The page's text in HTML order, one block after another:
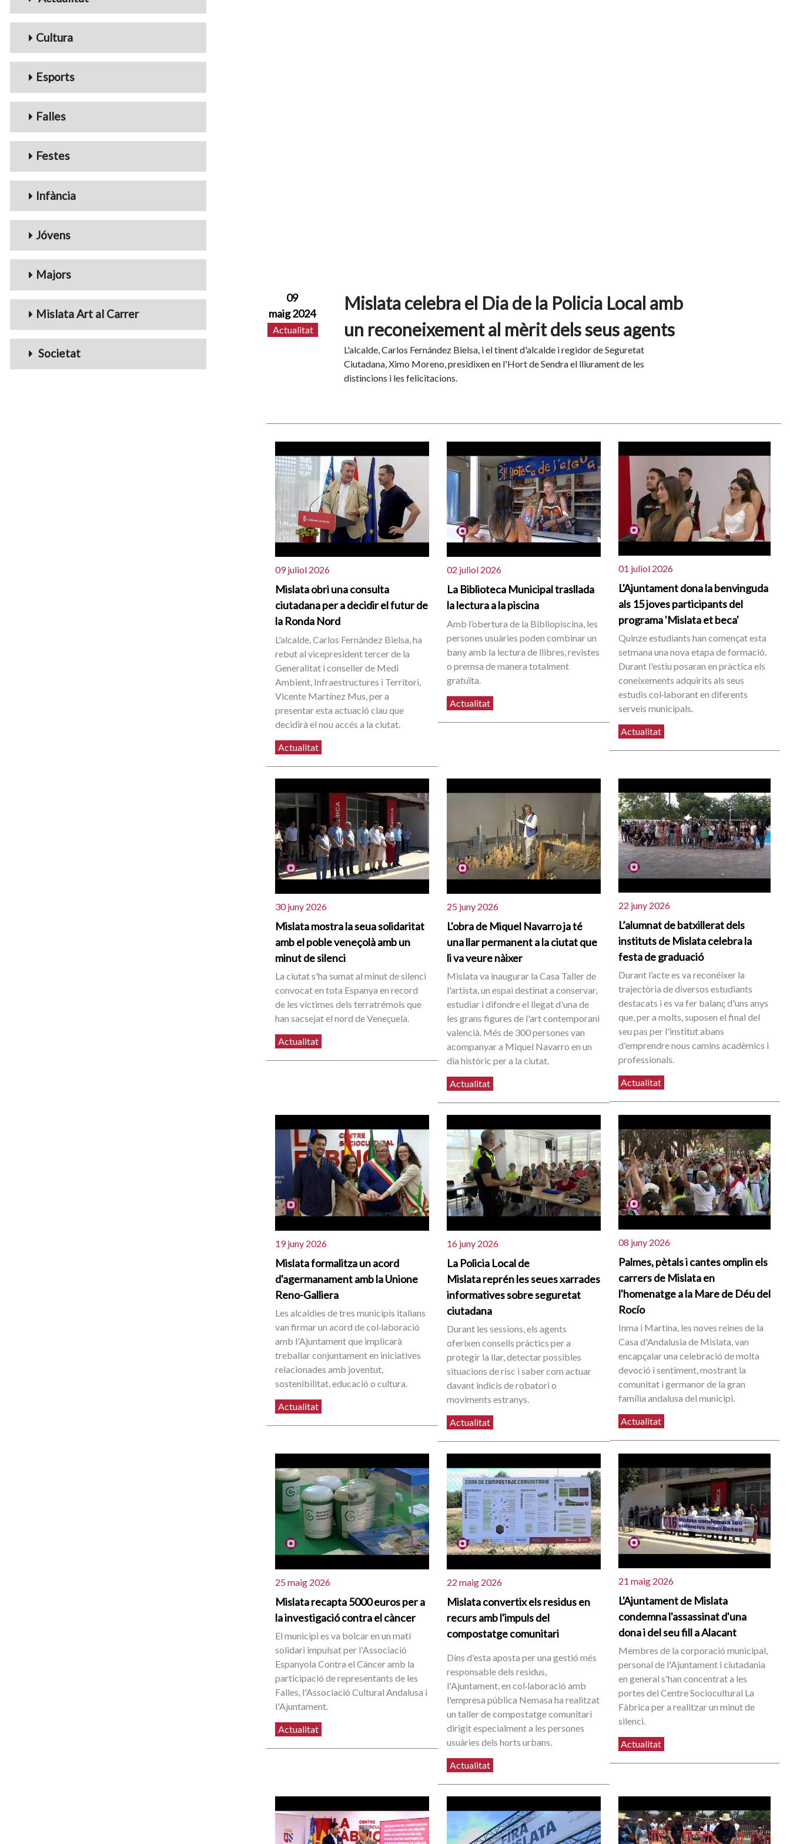
Cultura
Esports
Falles
Festes
Infància
Jóvens
Majors
Mislata Art al Carrer
Societat
09
maig 2024
Actualitat
Mislata celebra el Dia de la Policia Local amb
un reconeixement al mèrit dels seus agents
L'alcalde, Carlos Fernández Bielsa, i el tinent d'alcalde i regidor de Seguretat
Ciutadana, Ximo Moreno, presidixen en l'Hort de Sendra el lliurament de les
distincions i les felicitacions.
09 juliol 2026
Mislata obri una consulta
ciutadana per a decidir el futur de
la Ronda Nord
L'alcalde, Carlos Fernández Bielsa, ha
rebut al vicepresident tercer de la
Generalitat i conseller de Medi
Ambient, Infraestructures i Territori,
Vicente Martínez Mus, per a
presentar esta actuació clau que
decidirà el nou accés a la ciutat.
Actualitat
02 juliol 2026
La Biblioteca Municipal trasllada
la lectura a la piscina
Amb l’obertura de la Bibliopiscina, les
persones usuàries poden combinar un
bany amb la lectura de llibres, revistes
o premsa de manera totalment
gratuïta.
Actualitat
01 juliol 2026
L'Ajuntament dona la benvinguda
als 15 joves participants del
programa 'Mislata et beca'
Quinze estudiants han començat esta
setmana una nova etapa de formació.
Durant l'estiu posaran en pràctica els
coneixements adquirits als seus
estudis col·laborant en diferents
serveis municipals.
Actualitat
30 juny 2026
Mislata mostra la seua solidaritat
amb el poble veneçolà amb un
minut de silenci
La ciutat s'ha sumat al minut de silenci
convocat en tota Espanya en record
de les víctimes dels terratrémols que
han sacsejat el nord de Veneçuela.
Actualitat
25 juny 2026
L'obra de Miquel Navarro ja té
una llar permanent a la ciutat que
li va veure nàixer
Mislata va inaugurar la Casa Taller de
l'artista, un espai destinat a conservar,
estudiar i difondre el llegat d'una de
les grans figures de l'art contemporani
valencià. Més de 300 persones van
acompanyar a Miquel Navarro en un
dia històric per a la ciutat.
Actualitat
22 juny 2026
L’alumnat de batxillerat dels
instituts de Mislata celebra la
festa de graduació
Durant l’acte es va reconéixer la
trajectòria de diversos estudiants
destacats i es va fer balanç d'uns anys
que, per a molts, suposen el final del
seu pas per l'institut abans
d'emprendre nous camins acadèmics i
professionals.
Actualitat
19 juny 2026
Mislata formalitza un acord
d'agermanament amb la Unione
Reno-Galliera
Les alcaldies de tres municipis italians
van firmar un acord de col·laboració
amb l'Ajuntament que implicarà
treballar conjuntament en iniciatives
relacionades amb joventut,
sostenibilitat, educació o cultura.
Actualitat
16 juny 2026
La Policia Local de
Mislata reprén les seues xarrades
informatives sobre seguretat
ciutadana
Durant les sessions, els agents
oferixen consells pràctics per a
protegir la llar, detectar possibles
situacions de risc i saber com actuar
davant indicis de robatori o
moviments estranys.
Actualitat
08 juny 2026
Palmes, pètals i cantes omplin els
carrers de Mislata en
l'homenatge a la Mare de Déu del
Rocío
Inma i Martina, les noves reines de la
Casa d'Andalusia de Mislata, van
encapçalar una celebració de molta
devoció i sentiment, mostrant la
comunitat i germanor de la gran
família andalusa del municipi.
Actualitat
25 maig 2026
Mislata recapta 5000 euros per a
la investigació contra el càncer
El municipi es va bolcar en un matí
solidari impulsat per l'Associació
Espanyola Contra el Càncer amb la
participació de representants de les
Falles, l'Associació Cultural Andalusa i
l'Ajuntament.
Actualitat
22 maig 2026
Mislata convertix els residus en
recurs amb l'impuls del
compostatge comunitari
Dins d'esta aposta per una gestió més
responsable dels residus,
l'Ajuntament, en col·laboració amb
l'empresa pública Nemasa ha realitzat
un taller de compostatge comunitari
dirigit especialment a les persones
usuàries dels horts urbans.
Actualitat
21 maig 2026
L'Ajuntament de Mislata
condemna l'assassinat d'una
dona i del seu fill a Alacant
Membres de la corporació municipal,
personal de l'Ajuntament i ciutadania
en general s'han concentrat a les
portes del Centre Sociocultural La
Fàbrica per a realitzar un minut de
silenci.
Actualitat